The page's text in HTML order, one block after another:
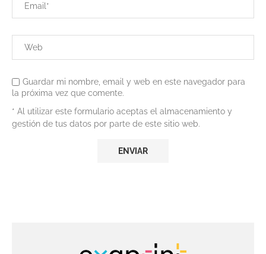
Guardar mi nombre, email y web en este navegador para
la próxima vez que comente.
* Al utilizar este formulario aceptas el almacenamiento y
gestión de tus datos por parte de este sitio web.